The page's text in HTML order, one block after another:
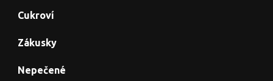
Cukroví
Zákusky
Nepečené